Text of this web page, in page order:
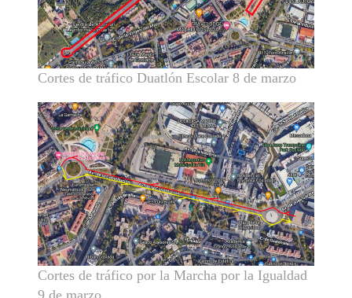
Cortes de tráfico Duatlón Escolar 8 de marzo
Cortes de tráfico por la Marcha por la Igualdad